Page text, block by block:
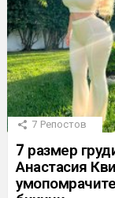
7 Репостов
7 размер
Анастасия